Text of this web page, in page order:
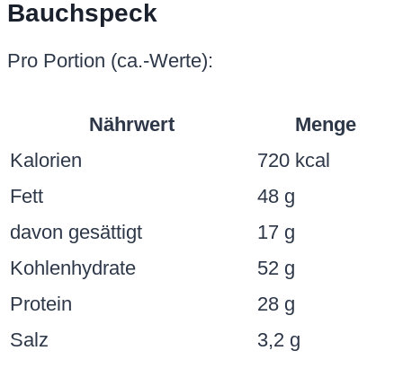
Bauchspeck
Pro Portion (ca.-Werte):
Nährwert
Menge
Kalorien
720 kcal
Fett
48 g
davon gesättigt
17 g
Kohlenhydrate
52 g
Protein
28 g
Salz
3,2 g